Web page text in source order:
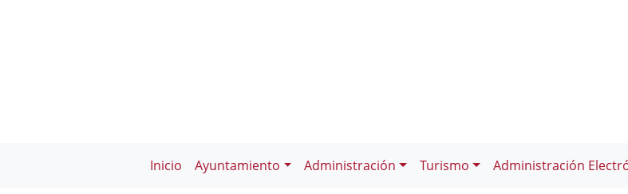
Inicio Ayuntamiento Administración Turismo Administración